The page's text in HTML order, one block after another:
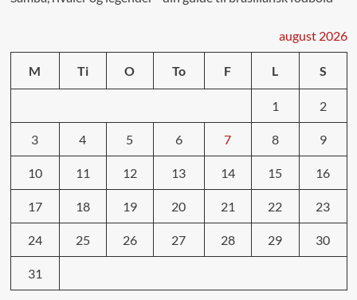
august 2026
M Ti O To F L S
1 2
3 4 5 6 7 8 9
10 11 12 13 14 15 16
17 18 19 20 21 22 23
24 25 26 27 28 29 30
31